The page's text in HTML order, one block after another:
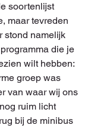
soortenlijst
maar tevreden
stond namelijk
die je
wilt hebben:
groep was
van waar wij ons
ruim licht
bij de minibus